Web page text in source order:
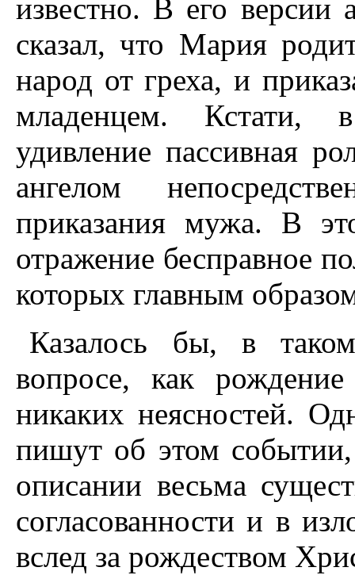
известно. В его версии
сказал, что Мария
народ от греха, и
младенцем. Кстати,
удивление пассивная
ангелом
приказания мужа. В
отражение бесправное
которых главным
Казалось бы, в
вопросе, как
никаких неясностей.
пишут об этом
описании весьма
согласованности и в
вслед за рождеством